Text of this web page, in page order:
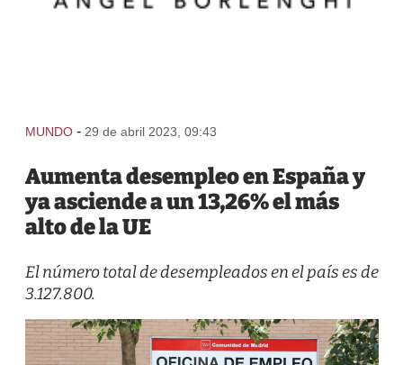
MUNDO - 29 de abril 2023, 09:43
Aumenta desempleo en España y
ya asciende a un 13,26% el más
alto de la UE
El número total de desempleados en el país es de
3.127.800.